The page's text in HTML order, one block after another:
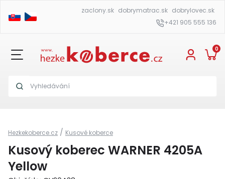
zaclony.sk dobrymatrac.sk dobrylovec.sk
+421 905 555 136
0
Hezkekoberce.cz / Kusové koberce
Kusový koberec WARNER 4205A
Yellow